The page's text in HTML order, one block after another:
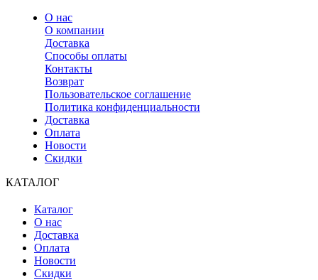
О нас
О компании
Доставка
Способы оплаты
Контакты
Возврат
Пользовательское соглашение
Политика конфиденциальности
Доставка
Оплата
Новости
Скидки
КАТАЛОГ
Каталог
О нас
Доставка
Оплата
Новости
Скидки